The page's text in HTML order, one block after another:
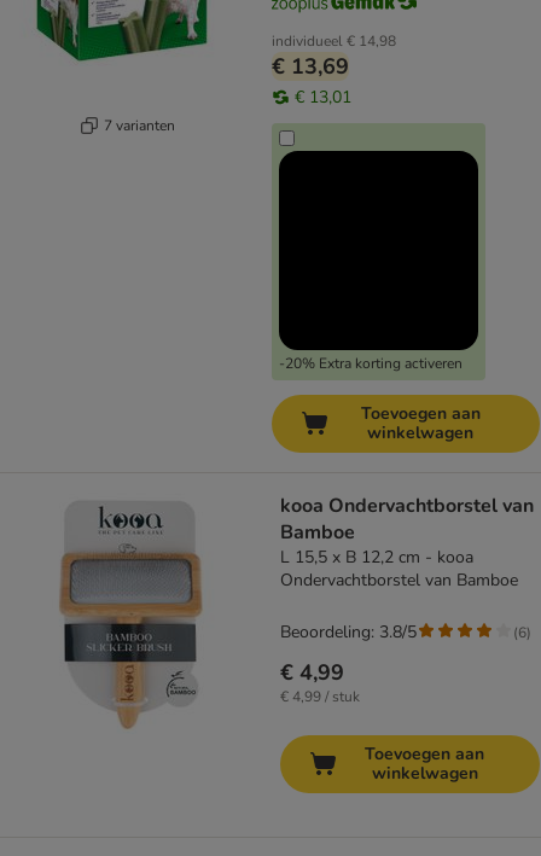
7 varianten
individueel€ 14,98
€ 13,69
€ 13,01
-20% Extra korting activeren
Toevoegen aan
winkelwagen
kooa Ondervachtborstel van
Bamboe
L 15,5 x B 12,2 cm - kooa
Ondervachtborstel van Bamboe
€ 4,99
€ 4,99 / stuk
Beoordeling: 3.8/5 (6)
Toevoegen aan
winkelwagen